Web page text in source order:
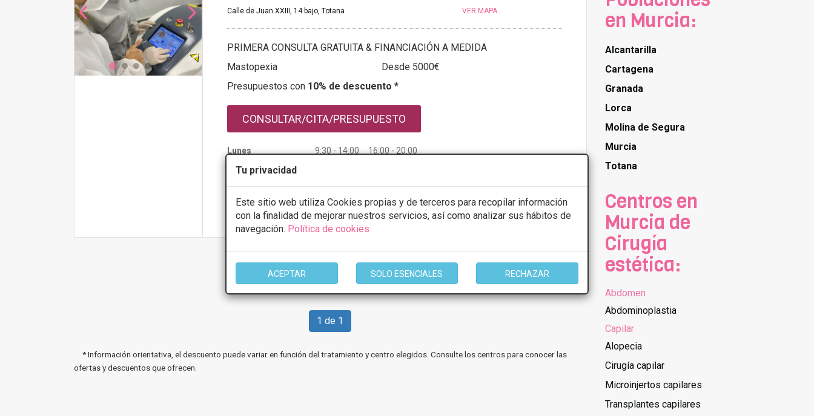
Tu privacidad
Este sitio web utiliza Cookies propias y de terceros para recopilar información
con la finalidad de mejorar nuestros servicios, así como analizar sus hábitos de
navegación. Política de cookies
ACEPTAR SOLO ESENCIALES RECHAZAR
Calle de Juan XXIII, 14 bajo, Totana VER MAPA
PRIMERA CONSULTA GRATUITA & FINANCIACIÓN A MEDIDA
Mastopexia
Desde 5000€
Presupuestos con 10% de descuento *
CONSULTAR/CITA/PRESUPUESTO
Lunes
9:30 - 14:00 16:00 - 20:00
Miércoles
Más información
1 de 1
* Información orientativa, el descuento puede variar en función del tratamiento y centro elegidos. Consulte los centros para conocer las
ofertas y descuentos que ofrecen.
en Murcia:
Alcantarilla
Cartagena
Granada
Lorca
Molina de Segura
Murcia
Totana
Centros en
Murcia de
Cirugía
estética:
Abdomen
Abdominoplastia
Capilar
Alopecia
Cirugía capilar
Microinjertos capilares
Transplantes capilares